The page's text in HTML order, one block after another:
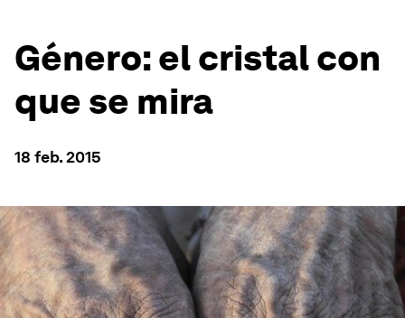
Género: el cristal con
que se mira
18 feb. 2015